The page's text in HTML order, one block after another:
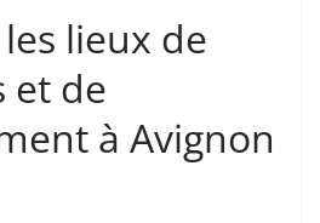
lieux de
et de
à Avignon